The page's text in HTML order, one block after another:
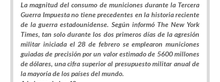
La magnitud del consumo de municiones durante la Tercera
Guerra Impuesta no tiene precedentes en la historia reciente
de la guerra estadounidense. Según informó The New York
Times, tan solo durante los dos primeros días de la agresión
militar iniciada el 28 de febrero se emplearon municiones
guiadas de precisión por un valor estimado de 5600 millones
de dólares, una cifra superior al presupuesto militar anual de
la mayoría de los países del mundo.